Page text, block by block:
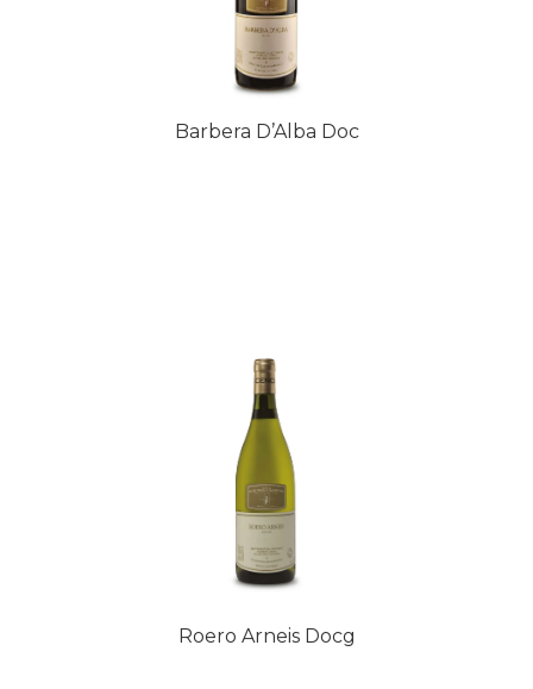
Barbera D’Alba Doc
Roero Arneis Docg